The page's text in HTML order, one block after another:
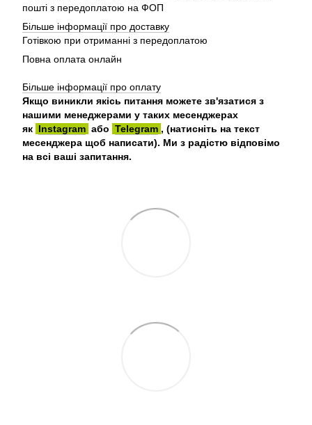
пошті з передоплатою на ФОП
Більше інформації про доставку
Готівкою при отриманні з передоплатою
Повна оплата онлайн
Більше інформації про оплату
Якщо виникли якісь питання можете зв'язатися з
нашими менеджерами у таких месенджерах
як Instagram або Telegram , (натисніть на текст
месенджера щоб написати). Ми з радістю відповімо
на всі ваші запитання.